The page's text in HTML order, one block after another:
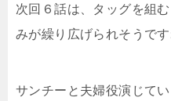
次回６話は、タッグを組
みが繰り広げられそうです
サンチーと夫婦役演じて